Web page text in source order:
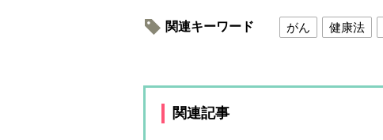
関連キーワード がん 健康法
関連記事